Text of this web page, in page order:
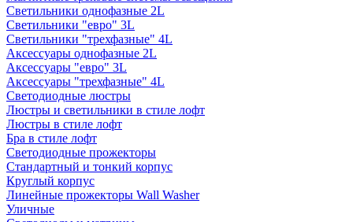
Светильники однофазные 2L
Светильники "евро" 3L
Светильники "трехфазные" 4L
Аксессуары однофазные 2L
Аксессуары "евро" 3L
Аксессуары "трехфазные" 4L
Светодиодные люстры
Люстры и светильники в стиле лофт
Люстры в стиле лофт
Бра в стиле лофт
Светодиодные прожекторы
Стандартный и тонкий корпус
Круглый корпус
Линейные прожекторы Wall Washer
Уличные